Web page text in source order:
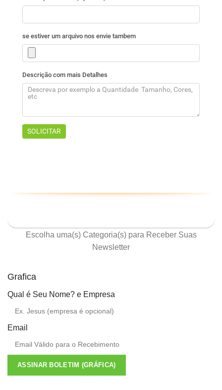
Escolha uma(s) Categoria(s) para Receber Suas
Newsletter
Grafica
Qual é Seu Nome? e Empresa
Email
ASSINAR BOLETIM (GRÁFICA)